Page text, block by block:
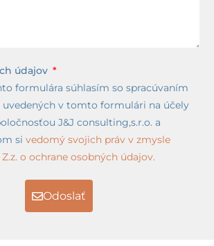
údajov
formulára súhlasím so spracúvaním
uvedených v tomto formulári na účely
J&J consulting,s.r.o. a
si vedomý svojich práv v zmysle
Z.z. o ochrane osobných údajov.
Odoslať